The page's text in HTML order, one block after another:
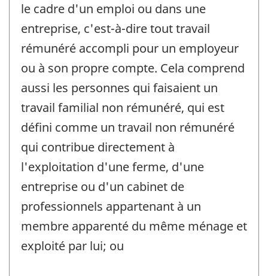
le cadre d'un emploi ou dans une
entreprise, c'est-à-dire tout travail
rémunéré accompli pour un employeur
ou à son propre compte. Cela comprend
aussi les personnes qui faisaient un
travail familial non rémunéré, qui est
défini comme un travail non rémunéré
qui contribue directement à
l'exploitation d'une ferme, d'une
entreprise ou d'un cabinet de
professionnels appartenant à un
membre apparenté du même ménage et
exploité par lui; ou